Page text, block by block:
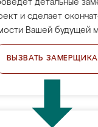
детальные
и сделает
Вашей будущей
ВЫЗВАТЬ ЗАМЕРЩИКА